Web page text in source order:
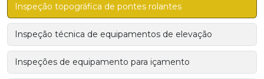
Inspeção topográfica de pontes rolantes
Inspeção técnica de equipamentos de elevação
Inspeções de equipamento para içamento